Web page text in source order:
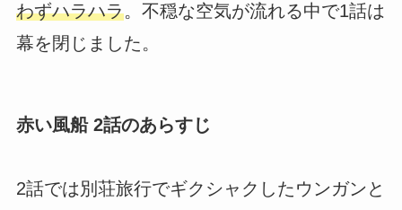
わずハラハラ。不穏な空気が流れる中で1話は
幕を閉じました。
赤い風船 2話のあらすじ
2話では別荘旅行でギクシャクしたウンガンと